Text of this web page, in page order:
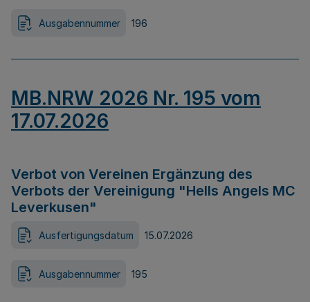
Ausgabennummer 196
MB.NRW 2026 Nr. 195 vom
17.07.2026
Verbot von Vereinen Ergänzung des
Verbots der Vereinigung "Hells Angels MC
Leverkusen"
Ausfertigungsdatum 15.07.2026
Ausgabennummer 195